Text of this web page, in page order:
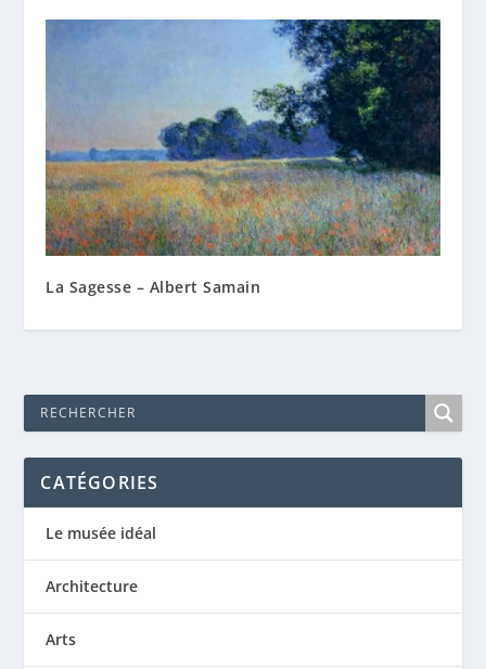
La Sagesse – Albert Samain
CATÉGORIES
Le musée idéal
Architecture
Arts